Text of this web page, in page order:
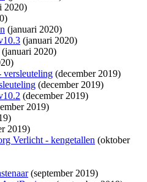
2020)
(januari 2020)
(januari 2020)
(januari 2020)
versleuteling (december 2019)
(december 2019)
(december 2019)
2019)
2019)
Verlicht - kengetallen (oktober
(september 2019)